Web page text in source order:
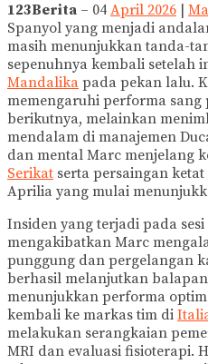
123Berita – 04 April 2026
Spanyol yang menjadi
masih menunjukkan tanda-
sepenuhnya kembali setelah
Mandalika pada pekan lalu.
memengaruhi performa
berikutnya, melainkan
mendalam di manajemen
dan mental Marc menjelang
Serikat serta persaingan
Aprilia yang mulai
Insiden yang terjadi pada
mengakibatkan Marc
punggung dan pergelangan
berhasil melanjutkan
menunjukkan performa
kembali ke markas tim di
melakukan serangkaian
MRI dan evaluasi fisioterapi.